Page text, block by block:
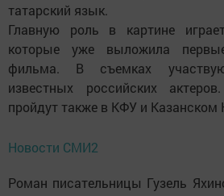
татарский язык.
Главную роль в картине
которые уже выложила
фильма. В съемках
известных российских
пройдут также в КФУ и Казанском
Новости СМИ2
Роман писательницы Гузель